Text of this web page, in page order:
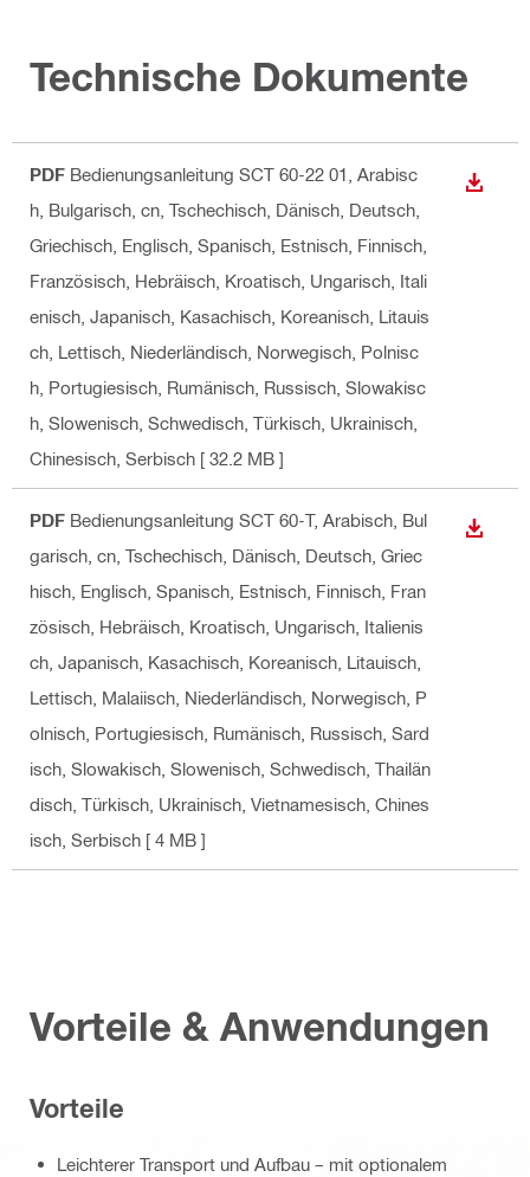
Technische Dokumente
PDF Bedienungsanleitung SCT 60-22 01 , Arabisc
h, Bulgarisch, cn, Tschechisch, Dänisch, Deutsch,
Griechisch, Englisch, Spanisch, Estnisch, Finnisch,
Französisch, Hebräisch, Kroatisch, Ungarisch, Itali
enisch, Japanisch, Kasachisch, Koreanisch, Litauis
ch, Lettisch, Niederländisch, Norwegisch, Polnisc
h, Portugiesisch, Rumänisch, Russisch, Slowakisc
h, Slowenisch, Schwedisch, Türkisch, Ukrainisch,
Chinesisch, Serbisch [ 32.2 MB ]
PDF Bedienungsanleitung SCT 60-T, Arabisch, Bul
garisch, cn, Tschechisch, Dänisch, Deutsch, Griec
hisch, Englisch, Spanisch, Estnisch, Finnisch, Fran
zösisch, Hebräisch, Kroatisch, Ungarisch, Italienis
ch, Japanisch, Kasachisch, Koreanisch, Litauisch,
Lettisch, Malaiisch, Niederländisch, Norwegisch, P
olnisch, Portugiesisch, Rumänisch, Russisch, Sard
isch, Slowakisch, Slowenisch, Schwedisch, Thailän
disch, Türkisch, Ukrainisch, Vietnamesisch, Chines
isch, Serbisch [ 4 MB ]
Vorteile & Anwendungen
Vorteile
Leichterer Transport und Aufbau – mit optionalem